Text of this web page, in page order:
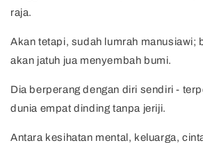
raja.
Akan tetapi, sudah lumrah manusiawi;
akan jatuh jua menyembah bumi.
Dia berperang dengan diri sendiri -
dunia empat dinding tanpa jeriji.
Antara kesihatan mental, keluarga,